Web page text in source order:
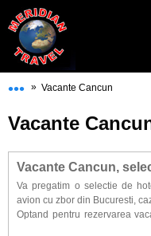
••• » Vacante Cancun
Vacante
Vacante Cancun,
Va pregatim o selectie de
avion cu zbor din Bucuresti,
Optand pentru rezervarea
mai mari reduceri early